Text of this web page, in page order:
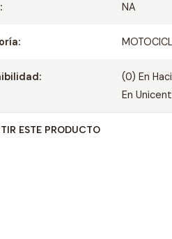
NA
(0) En
En
ESTE PRODUCTO